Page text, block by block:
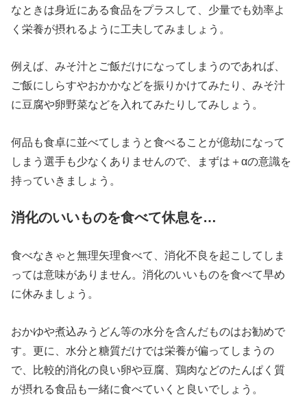
なときは身近にある食品をプラスして、少量でも効率よ
く栄養が摂れるように工夫してみましょう。
例えば、みそ汁とご飯だけになってしまうのであれば、
ご飯にしらすやおかかなどを振りかけてみたり、みそ汁
に豆腐や卵野菜などを入れてみたりしてみしょう。
何品も食卓に並べてしまうと食べることが億劫になって
しまう選手も少なくありませんので、まずは＋αの意識を
持っていきましょう。
消化のいいものを食べて休息を…
食べなきゃと無理矢理食べて、消化不良を起こしてしま
っては意味がありません。消化のいいものを食べて早め
に休みましょう。
おかゆや煮込みうどん等の水分を含んだものはお勧めで
す。更に、水分と糖質だけでは栄養が偏ってしまうの
で、比較的消化の良い卵や豆腐、鶏肉などのたんぱく質
が摂れる食品も一緒に食べていくと良いでしょう。